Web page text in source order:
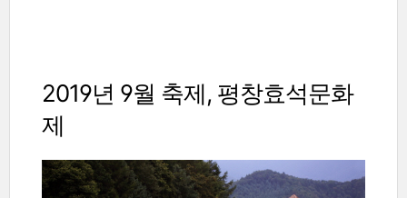
2019년 9월 축제, 평창효석문화
제